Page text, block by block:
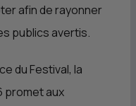
afin de rayonner
publics avertis.
du Festival, la
promet aux